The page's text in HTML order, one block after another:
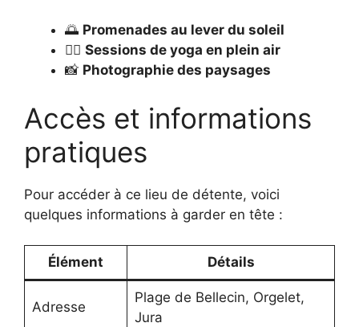
🌅 Promenades au lever du soleil
🧘‍♀️ Sessions de yoga en plein air
📸 Photographie des paysages
Accès et informations
pratiques
Pour accéder à ce lieu de détente, voici
quelques informations à garder en tête :
Élément Détails
Adresse
Plage de Bellecin, Orgelet,
Jura